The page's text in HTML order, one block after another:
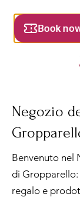
Negozio
Benvenuto nel
di Gropparello:
regalo e